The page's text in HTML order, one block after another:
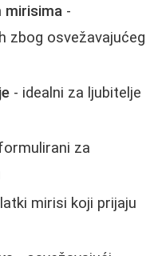
mirisima -
zbog osvežavajućeg
- idealni za ljubitelje
za
mirisi koji prijaju